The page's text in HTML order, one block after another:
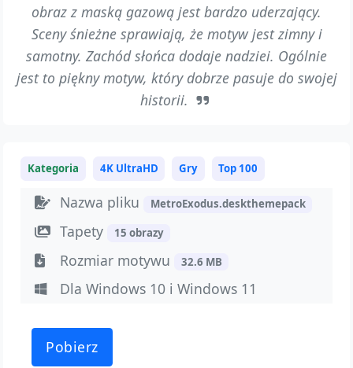
obraz z maską gazową jest bardzo uderzający.
Sceny śnieżne sprawiają, że motyw jest zimny i
samotny. Zachód słońca dodaje nadziei. Ogólnie
jest to piękny motyw, który dobrze pasuje do swojej
historii.
Kategoria 4K UltraHD Gry Top 100
Nazwa pliku MetroExodus.deskthemepack
Tapety 15 obrazy
Rozmiar motywu 32.6 MB
Dla Windows 10 i Windows 11
Pobierz